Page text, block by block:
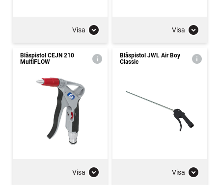
Visa Visa
Blåspistol CEJN 210
MultiFLOW
Visa
Blåspistol JWL Air Boy
Classic
Visa